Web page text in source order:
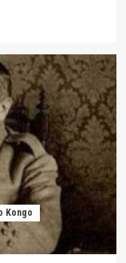
Kongo